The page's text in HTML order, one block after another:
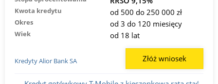
Kwota kredytu od 500 do 250 000 zł
Okres od 3 do 120 miesięcy
Wiek od 18 lat
Kredyty Alior Bank SA Złóż wniosek